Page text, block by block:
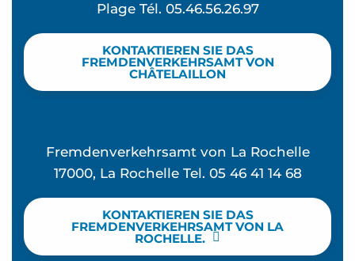
Plage Tél. 05.46.56.26.97
KONTAKTIEREN SIE DAS
FREMDENVERKEHRSAMT VON
CHÂTELAILLON
Fremdenverkehrsamt von La Rochelle
17000, La Rochelle Tel. 05 46 41 14 68
KONTAKTIEREN SIE DAS
FREMDENVERKEHRSAMT VON LA
ROCHELLE.